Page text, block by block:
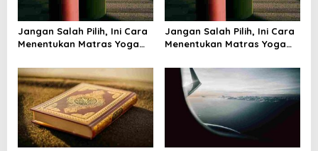
t
i
o
n
Jangan Salah Pilih, Ini Cara
Menentukan Matras Yoga
Jangan Salah Pilih, Ini Cara
Menentukan Matras Yoga